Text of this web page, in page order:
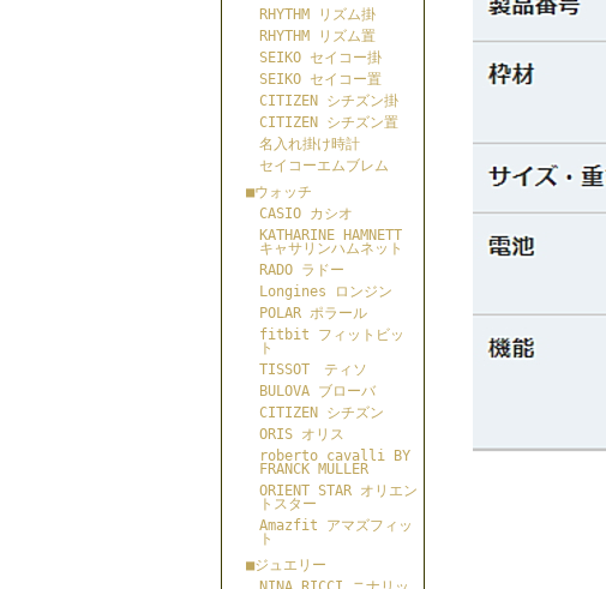
RHYTHM リズム掛
RHYTHM リズム置
SEIKO セイコー掛
SEIKO セイコー置
CITIZEN シチズン掛
CITIZEN シチズン置
名入れ掛け時計
セイコーエムブレム
■ウォッチ
CASIO カシオ
KATHARINE HAMNETT
キャサリンハムネット
RADO ラドー
Longines ロンジン
POLAR ポラール
fitbit フィットビッ
ト
TISSOT ティソ
BULOVA ブローバ
CITIZEN シチズン
ORIS オリス
roberto cavalli BY
FRANCK MULLER
ORIENT STAR オリエン
トスター
Amazfit アマズフィッ
ト
■ジュエリー